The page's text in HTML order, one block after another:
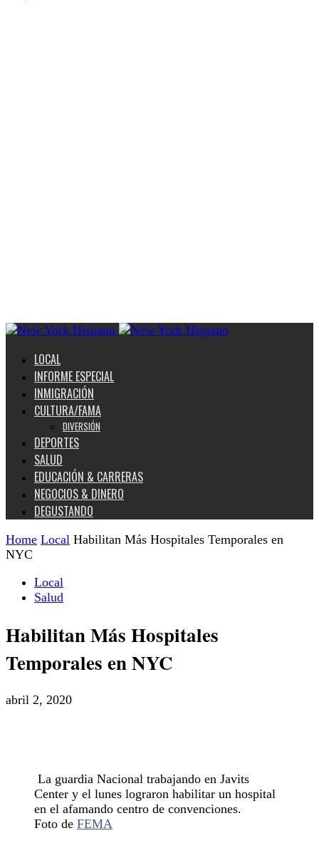
LOCAL
INFORME ESPECIAL
INMIGRACIÓN
CULTURA/FAMA
DIVERSIÓN
DEPORTES
SALUD
EDUCACIÓN & CARRERAS
NEGOCIOS & DINERO
DEGUSTANDO
Home Local Habilitan Más Hospitales Temporales en
NYC
Local
Salud
Habilitan Más Hospitales
Temporales en NYC
abril 2, 2020
La guardia Nacional trabajando en Javits
Center y el lunes lograron habilitar un hospital
en el afamando centro de convenciones.
Foto de FEMA